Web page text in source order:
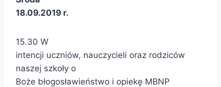
18.09.2019 r.
15.30 W
intencji uczniów, nauczycieli oraz rodziców
naszej szkoły o
Boże błogosławieństwo i opiekę MBNP